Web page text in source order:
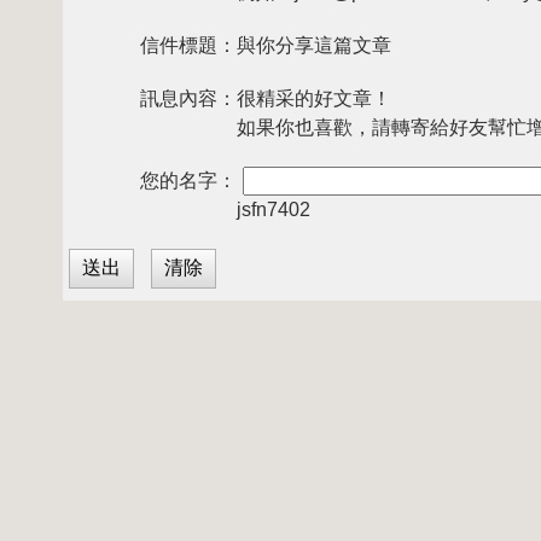
信件標題： 與你分享這篇文章
訊息內容： 很精采的好文章！
如果你也喜歡，請轉寄給好友幫忙
您的名字：
jsfn7402